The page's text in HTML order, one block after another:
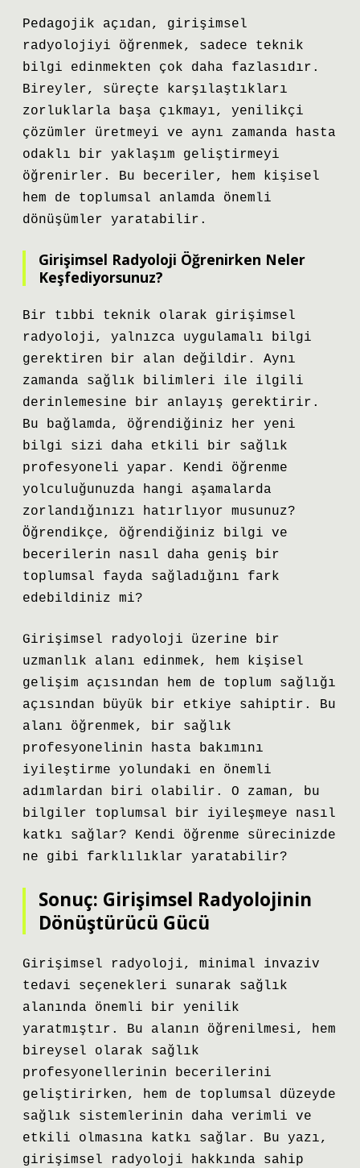
Pedagojik açıdan, girişimsel
radyolojiyi öğrenmek, sadece teknik
bilgi edinmekten çok daha fazlasıdır.
Bireyler, süreçte karşılaştıkları
zorluklarla başa çıkmayı, yenilikçi
çözümler üretmeyi ve aynı zamanda hasta
odaklı bir yaklaşım geliştirmeyi
öğrenirler. Bu beceriler, hem kişisel
hem de toplumsal anlamda önemli
dönüşümler yaratabilir.
Girişimsel Radyoloji Öğrenirken Neler
Keşfediyorsunuz?
Bir tıbbi teknik olarak girişimsel
radyoloji, yalnızca uygulamalı bilgi
gerektiren bir alan değildir. Aynı
zamanda sağlık bilimleri ile ilgili
derinlemesine bir anlayış gerektirir.
Bu bağlamda, öğrendiğiniz her yeni
bilgi sizi daha etkili bir sağlık
profesyoneli yapar. Kendi öğrenme
yolculuğunuzda hangi aşamalarda
zorlandığınızı hatırlıyor musunuz?
Öğrendikçe, öğrendiğiniz bilgi ve
becerilerin nasıl daha geniş bir
toplumsal fayda sağladığını fark
edebildiniz mi?
Girişimsel radyoloji üzerine bir
uzmanlık alanı edinmek, hem kişisel
gelişim açısından hem de toplum sağlığı
açısından büyük bir etkiye sahiptir. Bu
alanı öğrenmek, bir sağlık
profesyonelinin hasta bakımını
iyileştirme yolundaki en önemli
adımlardan biri olabilir. O zaman, bu
bilgiler toplumsal bir iyileşmeye nasıl
katkı sağlar? Kendi öğrenme sürecinizde
ne gibi farklılıklar yaratabilir?
Sonuç: Girişimsel Radyolojinin
Dönüştürücü Gücü
Girişimsel radyoloji, minimal invaziv
tedavi seçenekleri sunarak sağlık
alanında önemli bir yenilik
yaratmıştır. Bu alanın öğrenilmesi, hem
bireysel olarak sağlık
profesyonellerinin becerilerini
geliştirirken, hem de toplumsal düzeyde
sağlık sistemlerinin daha verimli ve
etkili olmasına katkı sağlar. Bu yazı,
girişimsel radyoloji hakkında sahip